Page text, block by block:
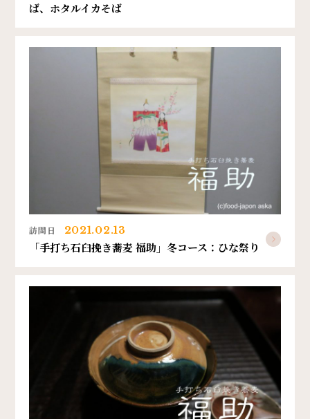
ば、ホタルイカそば
訪問日 2021.02.13
「手打ち石臼挽き蕎麦 福助」冬コース：ひな祭り